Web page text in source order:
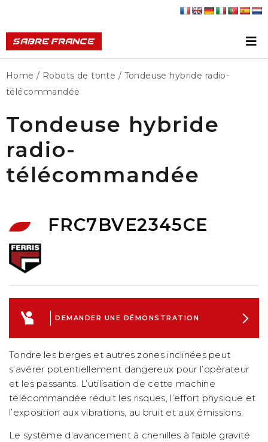
Home / Robots de tonte / Tondeuse hybride radio-
télécommandée
Tondeuse hybride
radio-
télécommandée
FRC7BVE2345CE
DEMANDER UNE DÉMONSTRATION
Tondre les berges et autres zones inclinées peut
s’avérer potentiellement dangereux pour l’opérateur
et les passants. L’utilisation de cette machine
télécommandée réduit les risques, l’effort physique et
l’exposition aux vibrations, au bruit et aux émissions.
Le système d’avancement à chenilles à faible gravité